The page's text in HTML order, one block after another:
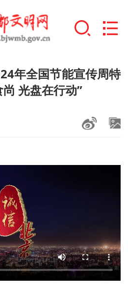
年全国节能宣传周特
光盘在行动”